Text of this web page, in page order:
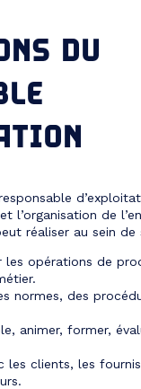
DU
l’organisation de
réaliser au sein de
les opérations de
normes, des
animer, former,
les clients, les